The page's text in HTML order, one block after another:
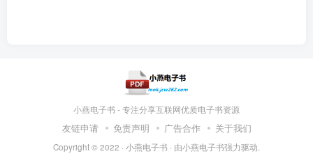
小燕电子书 - 专注分享互联网优质电子书资源
友链申请 免责声明 广告合作 关于我们
Copyright © 2022 · 小燕电子书 · 由小燕电子书强力驱动.